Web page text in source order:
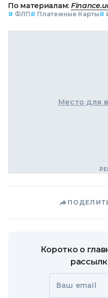
По материалам:
# ФЛП# Платежные Карты#
Место для
Коротко о
Ваш email